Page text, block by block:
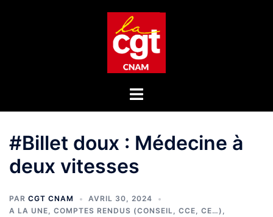
Ouvrir/fermer
#Billet doux : Médecine à
deux vitesses
PAR CGT CNAM
AVRIL 30, 2024
A LA UNE, COMPTES RENDUS (CONSEIL, CCE, CE…) ,